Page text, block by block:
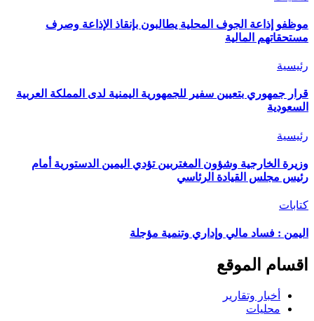
موظفو إذاعة الجوف المحلية يطالبون بإنقاذ الإذاعة وصرف
مستحقاتهم المالية
رئيسية
قرار جمهوري بتعيين سفير للجمهورية اليمنية لدى المملكة العربية
السعودية
رئيسية
وزيرة الخارجية وشؤون المغتربين تؤدي اليمين الدستورية أمام
رئيس مجلس القيادة الرئاسي
كتابات
اليمن : فساد مالي وإداري وتنمية مؤجلة
اقسام الموقع
أخبار وتقارير
محليات